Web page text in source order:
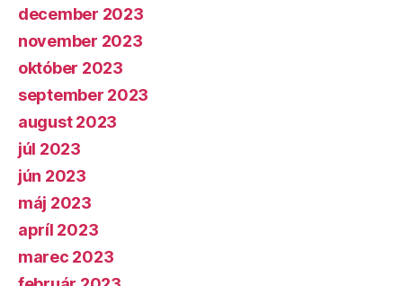
december 2023
november 2023
október 2023
september 2023
august 2023
júl 2023
jún 2023
máj 2023
apríl 2023
marec 2023